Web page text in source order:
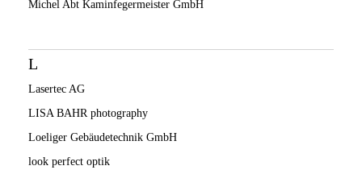
Michel Abt Kaminfegermeister GmbH
L
Lasertec AG
LISA BAHR photography
Loeliger Gebäudetechnik GmbH
look perfect optik